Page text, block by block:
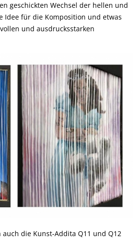
geschickten Wechsel der hellen und
Idee für die Komposition und etwas
und ausdrucksstarken
die Kunst-Addita Q11 und Q12